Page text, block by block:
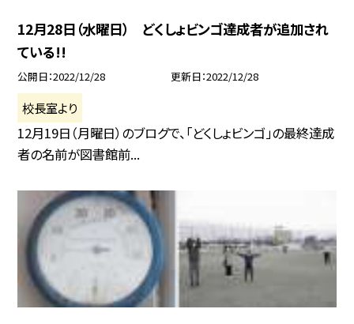
12月28日（水曜日） どくしょビンゴ達成者が追加され
ている!!
公開日 2022/12/28 更新日 2022/12/28
校長室より
12月19日（月曜日）のブログで、「どくしょビンゴ」の最終達成
者の名前が図書館前...